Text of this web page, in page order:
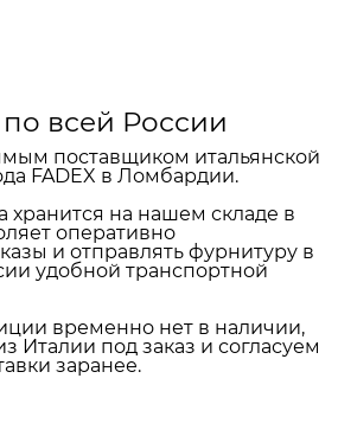
всей России
поставщиком итальянской
FADEX в Ломбардии.
хранится на нашем складе в
оперативно
и отправлять фурнитуру в
удобной транспортной
временно нет в наличии,
Италии под заказ и согласуем
заранее.